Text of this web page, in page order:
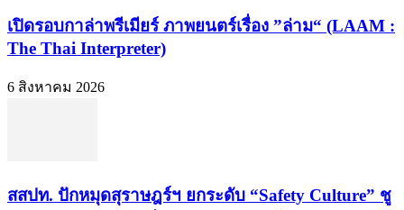
เปิดรอบกาล่าพรีเมียร์ ภาพยนตร์เรื่อง ”ล่าม“ (LAAM :
The Thai Interpreter)
6 สิงหาคม 2026
สสปท. ปักหมุดสุราษฎร์ฯ ยกระดับ “Safety Culture” ชู